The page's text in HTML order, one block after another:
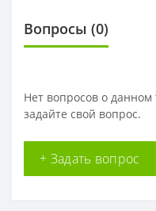
Вопросы (0)
Нет вопросов о
задайте свой вопрос.
+ Задать вопрос